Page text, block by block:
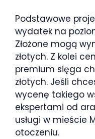
Podstawowe
wydatek na
Złożone mogą
złotych. Z kolei
premium sięga
złotych. Jeśli
wycenę takiego
ekspertami od
usługi w mieście
otoczeniu.